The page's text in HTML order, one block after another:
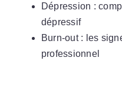
Dépression :
dépressif
Burn-out : les
professionnel